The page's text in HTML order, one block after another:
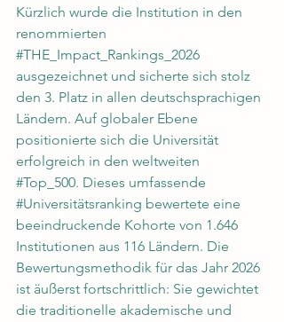
Kürzlich wurde die Institution in den
renommierten
#THE_Impact_Rankings_2026
ausgezeichnet und sicherte sich stolz
den 3. Platz in allen deutschsprachigen
Ländern. Auf globaler Ebene
positionierte sich die Universität
erfolgreich in den weltweiten
#Top_500. Dieses umfassende
#Universitätsranking bewertete eine
beeindruckende Kohorte von 1.646
Institutionen aus 116 Ländern. Die
Bewertungsmethodik für das Jahr 2026
ist äußerst fortschrittlich: Sie gewichtet
die traditionelle akademische und